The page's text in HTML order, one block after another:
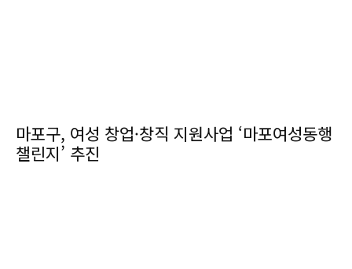
마포구, 여성 창업·창직 지원사업 ‘마포여성동행
챌린지’ 추진